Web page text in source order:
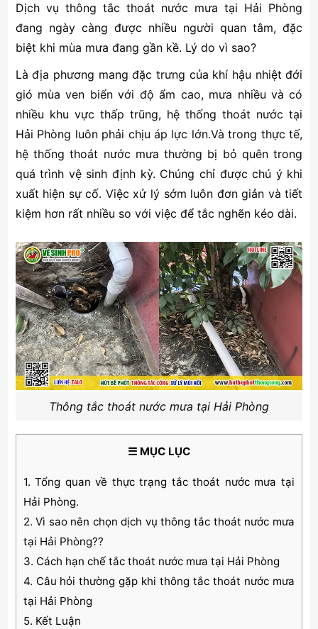
Dịch vụ thông tắc thoát nước mưa tại Hải Phòng
đang ngày càng được nhiều người quan tâm, đặc
biệt khi mùa mưa đang gần kề. Lý do vì sao?
Là địa phương mang đặc trưng của khí hậu nhiệt đới
gió mùa ven biển với độ ẩm cao, mưa nhiều và có
nhiều khu vực thấp trũng, hệ thống thoát nước tại
Hải Phòng luôn phải chịu áp lực lớn.Và trong thực tế,
hệ thống thoát nước mưa thường bị bỏ quên trong
quá trình vệ sinh định kỳ. Chúng chỉ được chú ý khi
xuất hiện sự cố. Việc xử lý sớm luôn đơn giản và tiết
kiệm hơn rất nhiều so với việc để tắc nghẽn kéo dài.
Thông tắc thoát nước mưa tại Hải Phòng
☰ MỤC LỤC
1. Tổng quan về thực trạng tắc thoát nước mưa tại
Hải Phòng.
2. Vì sao nên chọn dịch vụ thông tắc thoát nước mưa
tại Hải Phòng??
3. Cách hạn chế tắc thoát nước mưa tại Hải Phòng
4. Câu hỏi thường gặp khi thông tắc thoát nước mưa
tại Hải Phòng
5. Kết Luận